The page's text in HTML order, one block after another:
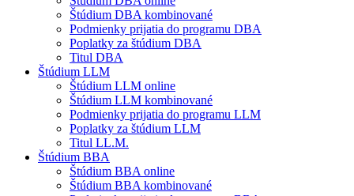
Štúdium DBA kombinované
Podmienky prijatia do programu DBA
Poplatky za štúdium DBA
Titul DBA
Štúdium LLM
Štúdium LLM online
Štúdium LLM kombinované
Podmienky prijatia do programu LLM
Poplatky za štúdium LLM
Titul LL.M.
Štúdium BBA
Štúdium BBA online
Štúdium BBA kombinované